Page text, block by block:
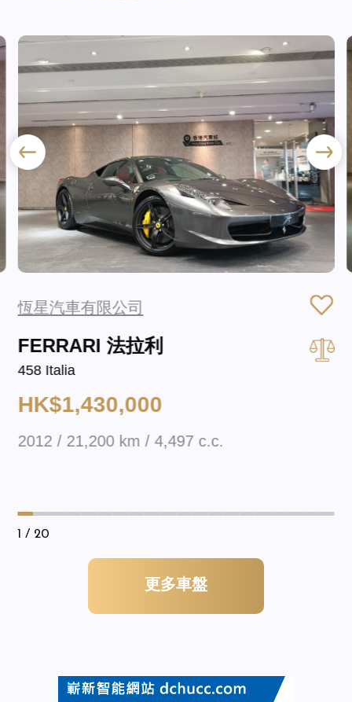
恆星汽車有限公司
FERRARI 法拉利
458 Italia
HK$1,430,000
2012 / 21,200 km / 4,497 c.c.
1 / 20
更多車盤